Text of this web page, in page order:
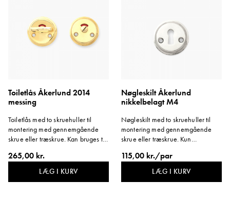
Toiletlås Åkerlund 2014
messing
Toiletlås med to skruehuller til
montering med gennemgående
skrue eller træskrue. Kan bruges til
omgang.
265,00 kr.
LÆG I KURV
Nøgleskilt Åkerlund
nikkelbelagt M4
Nøgleskilt med to skruehuller til
montering med gennemgående
skrue eller træskrue. Kun
115,00 kr./par
LÆG I KURV